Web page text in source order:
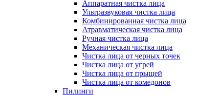
Аппаратная чистка лица
Ультразвуковая чистка лица
Комбинированная чистка лица
Атравматическая чистка лица
Ручная чистка лица
Механическая чистка лица
Чистка лица от черных точек
Чистка лица от угрей
Чистка лица от прыщей
Чистка лица от комедонов
Пилинги